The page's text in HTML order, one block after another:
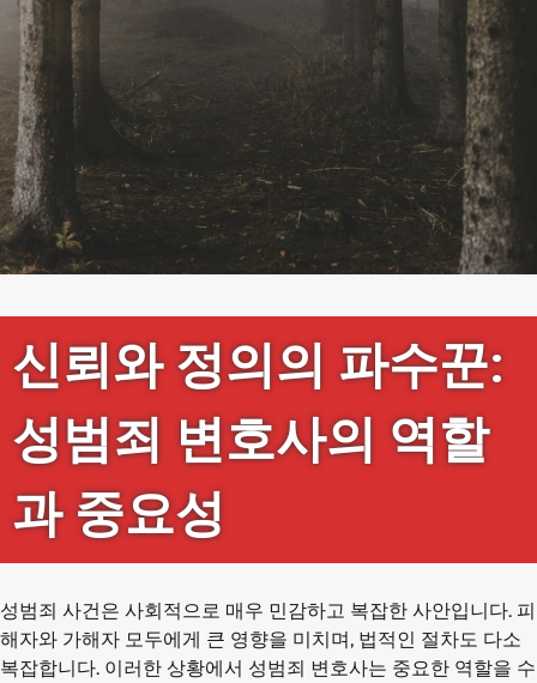
신뢰와 정의의 파수꾼:
성범죄 변호사의 역할
과 중요성
성범죄 사건은 사회적으로 매우 민감하고 복잡한 사안입니다. 피
해자와 가해자 모두에게 큰 영향을 미치며, 법적인 절차도 다소
복잡합니다. 이러한 상황에서 성범죄 변호사는 중요한 역할을 수